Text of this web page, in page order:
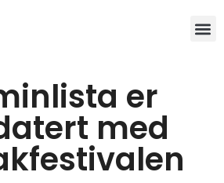
er
med